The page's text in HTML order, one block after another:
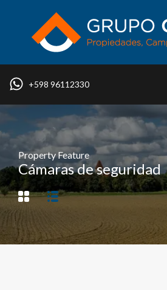
+598 96112330
Property Feature
Cámaras de seguridad